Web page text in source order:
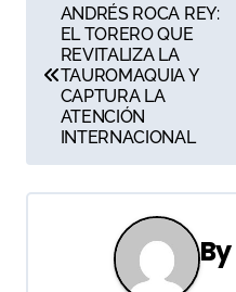
g
ANDRÉS ROCA REY:
EL TORERO QUE
REVITALIZA LA
TAUROMAQUIA Y
CAPTURA LA
ATENCIÓN
INTERNACIONAL
By